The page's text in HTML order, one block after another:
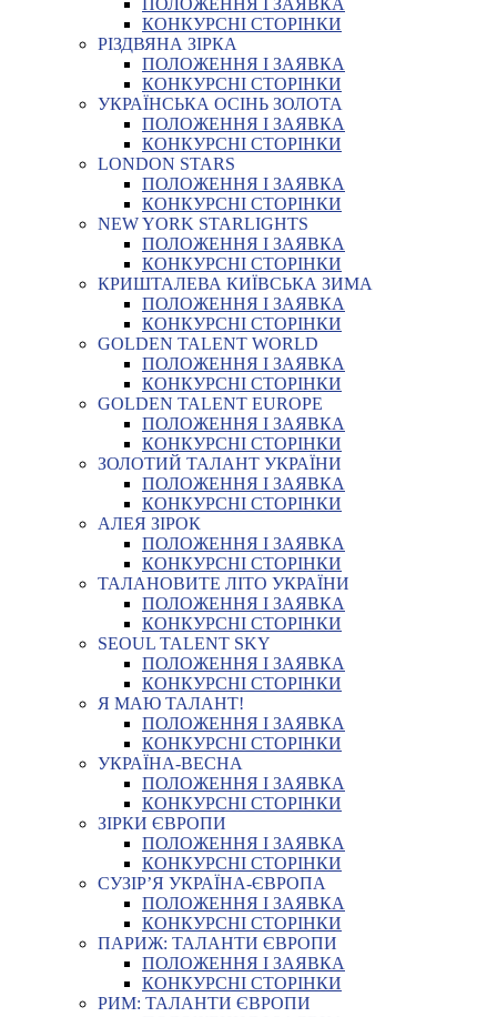
ПОЛОЖЕННЯ І ЗАЯВКА
КОНКУРСНІ СТОРІНКИ
РІЗДВЯНА ЗІРКА
ПОЛОЖЕННЯ І ЗАЯВКА
КОНКУРСНІ СТОРІНКИ
УКРАЇНСЬКА ОСІНЬ ЗОЛОТА
ПОЛОЖЕННЯ І ЗАЯВКА
КОНКУРСНІ СТОРІНКИ
LONDON STARS
ПОЛОЖЕННЯ І ЗАЯВКА
КОНКУРСНІ СТОРІНКИ
NEW YORK STARLIGHTS
ПОЛОЖЕННЯ І ЗАЯВКА
КОНКУРСНІ СТОРІНКИ
КРИШТАЛЕВА КИЇВСЬКА ЗИМА
ПОЛОЖЕННЯ І ЗАЯВКА
КОНКУРСНІ СТОРІНКИ
GOLDEN TALENT WORLD
ПОЛОЖЕННЯ І ЗАЯВКА
КОНКУРСНІ СТОРІНКИ
GOLDEN TALENT EUROPE
ПОЛОЖЕННЯ І ЗАЯВКА
КОНКУРСНІ СТОРІНКИ
ЗОЛОТИЙ ТАЛАНТ УКРАЇНИ
ПОЛОЖЕННЯ І ЗАЯВКА
КОНКУРСНІ СТОРІНКИ
АЛЕЯ ЗІРОК
ПОЛОЖЕННЯ І ЗАЯВКА
КОНКУРСНІ СТОРІНКИ
ТАЛАНОВИТЕ ЛІТО УКРАЇНИ
ПОЛОЖЕННЯ І ЗАЯВКА
КОНКУРСНІ СТОРІНКИ
SEOUL TALENT SKY
ПОЛОЖЕННЯ І ЗАЯВКА
КОНКУРСНІ СТОРІНКИ
Я МАЮ ТАЛАНТ!
ПОЛОЖЕННЯ І ЗАЯВКА
КОНКУРСНІ СТОРІНКИ
УКРАЇНА-ВЕСНА
ПОЛОЖЕННЯ І ЗАЯВКА
КОНКУРСНІ СТОРІНКИ
ЗІРКИ ЄВРОПИ
ПОЛОЖЕННЯ І ЗАЯВКА
КОНКУРСНІ СТОРІНКИ
СУЗІР’Я УКРАЇНА-ЄВРОПА
ПОЛОЖЕННЯ І ЗАЯВКА
КОНКУРСНІ СТОРІНКИ
ПАРИЖ: ТАЛАНТИ ЄВРОПИ
ПОЛОЖЕННЯ І ЗАЯВКА
КОНКУРСНІ СТОРІНКИ
РИМ: ТАЛАНТИ ЄВРОПИ